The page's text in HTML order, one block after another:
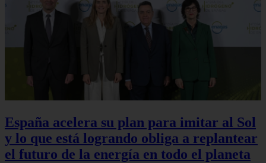
España acelera su plan para imitar al Sol
y lo que está logrando obliga a replantear
el futuro de la energía en todo el planeta